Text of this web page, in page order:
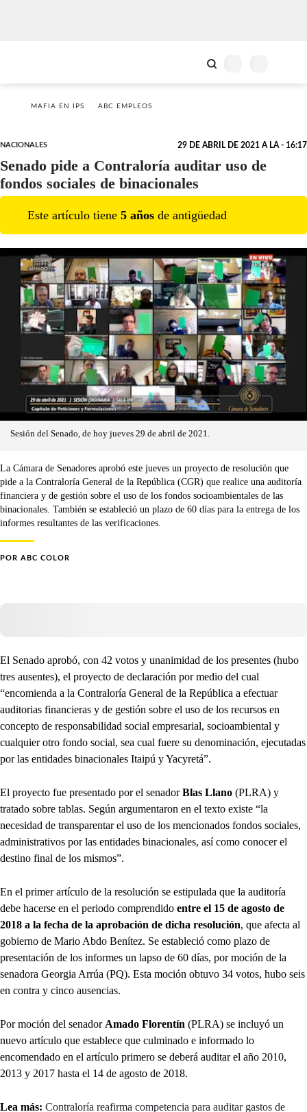
MAFIA EN IPS ABC EMPLEOS
NACIONALES 29 DE ABRIL DE 2021 A LA - 16:17
Senado pide a Contraloría auditar uso de
fondos sociales de binacionales
Este artículo tiene 5 años de antigüedad
Sesión del Senado, de hoy jueves 29 de abril de 2021.
La Cámara de Senadores aprobó este jueves un proyecto de resolución que
pide a la Contraloría General de la República (CGR) que realice una auditoría
financiera y de gestión sobre el uso de los fondos socioambientales de las
binacionales. También se estableció un plazo de 60 días para la entrega de los
informes resultantes de las verificaciones.
POR ABC COLOR
El Senado aprobó, con 42 votos y unanimidad de los presentes (hubo
tres ausentes), el proyecto de declaración por medio del cual
“encomienda a la Contraloría General de la República a efectuar
auditorias financieras y de gestión sobre el uso de los recursos en
concepto de responsabilidad social empresarial, socioambiental y
cualquier otro fondo social, sea cual fuere su denominación, ejecutadas
por las entidades binacionales Itaipú y Yacyretá”.
El proyecto fue presentado por el senadorBlas Llano (PLRA) y
tratado sobre tablas. Según argumentaron en el texto existe “la
necesidad de transparentar el uso de los mencionados fondos sociales,
administrativos por las entidades binacionales, así como conocer el
destino final de los mismos”.
En el primer artículo de la resolución se estipulada que la auditoría
debe hacerse en el periodo comprendido entre el 15 de agosto de
2018 a la fecha de la aprobación de dicha resolución, que afecta al
gobierno de Mario Abdo Benítez. Se estableció como plazo de
presentación de los informes un lapso de 60 días, por moción de la
senadora Georgia Arrúa (PQ). Esta moción obtuvo 34 votos, hubo seis
en contra y cinco ausencias.
Por moción del senador Amado Florentín (PLRA) se incluyó un
nuevo artículo que establece que culminado e informado lo
encomendado en el artículo primero se deberá auditar el año 2010,
2013 y 2017 hasta el 14 de agosto de 2018.
Lea más: Contraloría reafirma competencia para auditar gastos de